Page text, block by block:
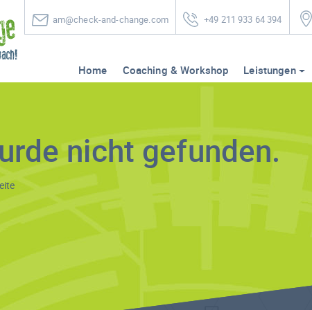
am@check-and-change.com +49 211 933 64 394
Home Coaching & Workshop Leistungen
nicht gefunden.